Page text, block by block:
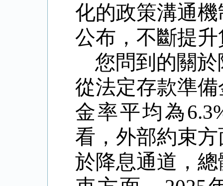
化的政策溝通
公布，不斷提
您問到的關
從法定存款準
金率平均為
看，外部約束
於降息通道，